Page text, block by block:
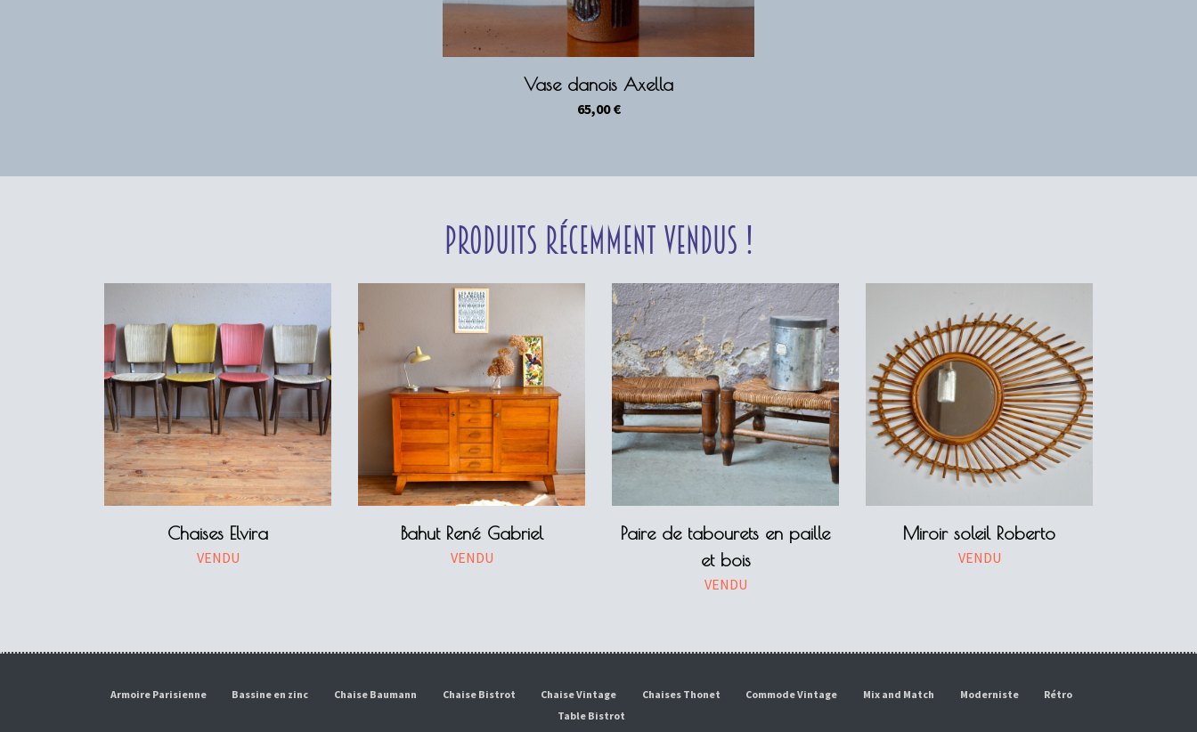
Vase danois Axella
65,00€
Produits récemment vendus !
Chaises Elvira
VENDU
Bahut René Gabriel
VENDU
Paire de tabourets en paille
et bois
VENDU
Miroir soleil Roberto
VENDU
Armoire Parisienne Bassine en zinc Chaise Baumann Chaise Bistrot Chaise Vintage Chaises Thonet Commode Vintage Mix and Match Moderniste
Rétro
Table Bistrot